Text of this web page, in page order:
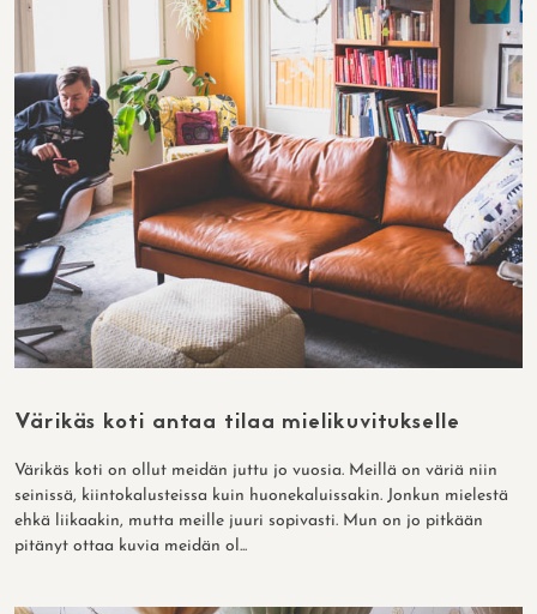
Värikäs koti antaa tilaa mielikuvitukselle
Värikäs koti on ollut meidän juttu jo vuosia. Meillä on väriä niin
seinissä, kiintokalusteissa kuin huonekaluissakin. Jonkun mielestä
ehkä liikaakin, mutta meille juuri sopivasti. Mun on jo pitkään
pitänyt ottaa kuvia meidän ol...